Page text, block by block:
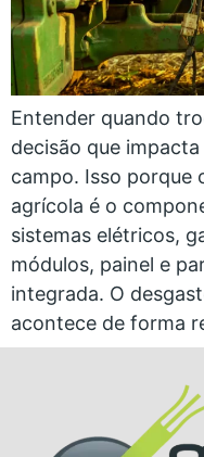
Entender quando
decisão que
campo. Isso porque
agrícola é o
sistemas elétricos,
módulos, painel e
integrada. O
acontece de forma